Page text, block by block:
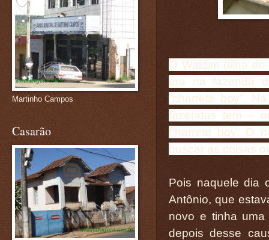
O Waldim (filho
era na fazenda
“charrete boy”.
fazendas tem –
charrete boy. O
buscar as coisas
Pois naquele dia
Antônio, que
novo e tinha
depois desse
Martinho Campos
Casarão